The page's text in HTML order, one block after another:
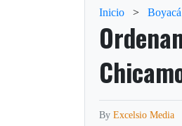
Inicio > Boyacá
ByExcelsio Media